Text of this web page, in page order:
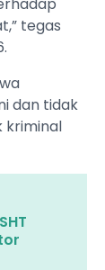
tegas
dan tidak
kriminal